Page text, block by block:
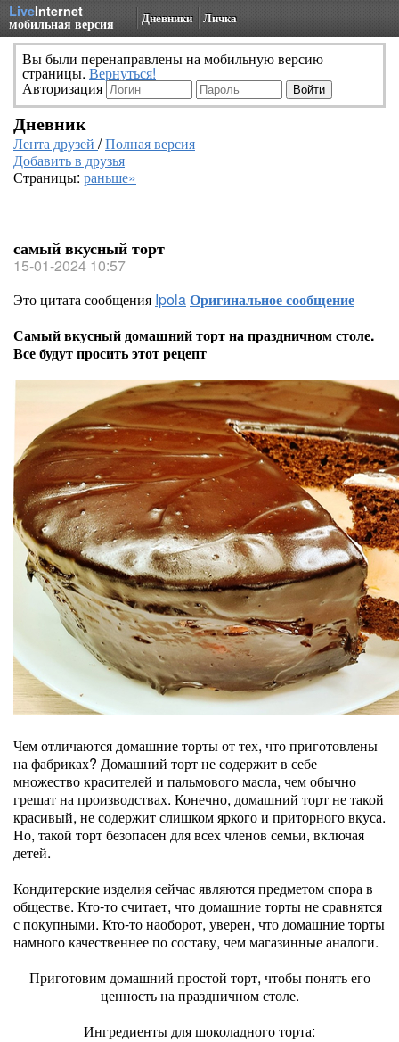
LiveInternet
мобильная версия Дневники Личка
Вы были перенаправлены на мобильную версию
страницы. Вернуться!
Авторизация
Дневник
Лента друзей /Полная версия
Добавить в друзья
Страницы: раньше»
самый вкусный торт
15-01-2024 10:57
Это цитата сообщения IpolaОригинальное сообщение
Самый вкусный домашний торт на праздничном столе.
Все будут просить этот рецепт
Чем отличаются домашние торты от тех, что приготовлены
на фабриках? Домашний торт не содержит в себе
множество красителей и пальмового масла, чем обычно
грешат на производствах. Конечно, домашний торт не такой
красивый, не содержит слишком яркого и приторного вкуса.
Но, такой торт безопасен для всех членов семьи, включая
детей.
Кондитерские изделия сейчас являются предметом спора в
обществе. Кто-то считает, что домашние торты не сравнятся
с покупными. Кто-то наоборот, уверен, что домашние торты
намного качественнее по составу, чем магазинные аналоги.
Приготовим домашний простой торт, чтобы понять его
ценность на праздничном столе.
Ингредиенты для шоколадного торта: